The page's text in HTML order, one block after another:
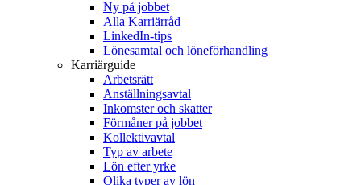
Ny på jobbet
Alla Karriärråd
LinkedIn-tips
Lönesamtal och löneförhandling
Karriärguide
Arbetsrätt
Anställningsavtal
Inkomster och skatter
Förmåner på jobbet
Kollektivavtal
Typ av arbete
Lön efter yrke
Olika typer av lön